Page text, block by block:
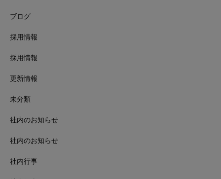
ブログ
採用情報
採用情報
更新情報
未分類
社内のお知らせ
社内のお知らせ
社内行事